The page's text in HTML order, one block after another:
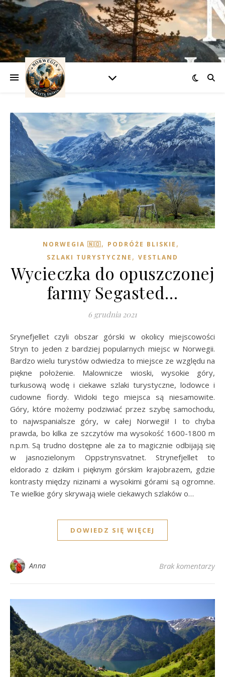
NORWEGIA 🇳🇴, PODRÓŻE BLISKIE ,
SZLAKI TURYSTYCZNE , VESTLAND
Wycieczka do opuszczonej
farmy Segasted…
6 grudnia 2021
Srynefjellet czyli obszar górski w okolicy miejscowości
Stryn to jeden z bardziej popularnych miejsc w Norwegii.
Bardzo wielu turystów odwiedza to miejsce ze względu na
piękne położenie. Malownicze wioski, wysokie góry,
turkusową wodę i ciekawe szlaki turystyczne, lodowce i
cudowne fiordy. Widoki tego miejsca są niesamowite.
Góry, które możemy podziwiać przez szybę samochodu,
to najwspanialsze góry, w całej Norwegii! I to chyba
prawda, bo kilka ze szczytów ma wysokość 1600-1800 m
n.p.m. Są trudno dostępne ale za to magicznie odbijają się
w jasnozielonym Oppstrynsvatnet. Strynefjellet to
eldorado z dzikim i pięknym górskim krajobrazem, gdzie
kontrasty między nizinami a wysokimi górami są ogromne.
Te wielkie góry skrywają wiele ciekawych szlaków o…
DOWIEDZ SIĘ WIĘCEJ
Anna Brak komentarzy